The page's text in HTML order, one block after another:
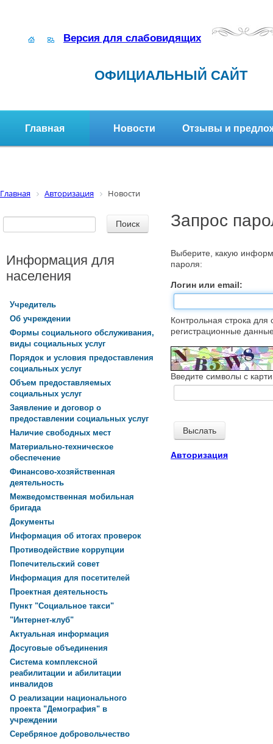
Версия для слабовидящих
ОФИЦИАЛЬНЫЙ САЙТ
Главная Новости Отзывы и
Главная Авторизация Новости
Запрос
Выберите, какую
пароля:
Логин или email:
Контрольная строка
регистрационные
Введите символы с
Авторизация
Информация для
населения
Учредитель
Об учреждении
Формы социального обслуживания,
виды социальных услуг
Порядок и условия предоставления
социальных услуг
Объем предоставляемых
социальных услуг
Заявление и договор о
предоставлении социальных услуг
Наличие свободных мест
Материально-техническое
обеспечение
Финансово-хозяйственная
деятельность
Межведомственная мобильная
бригада
Документы
Информация об итогах проверок
Противодействие коррупции
Попечительский совет
Информация для посетителей
Проектная деятельность
Пункт "Социальное такси"
"Интернет-клуб"
Актуальная информация
Досуговые объединения
Система комплексной
реабилитации и абилитации
инвалидов
О реализации национального
проекта "Демография" в
учреждении
Серебряное добровольчество